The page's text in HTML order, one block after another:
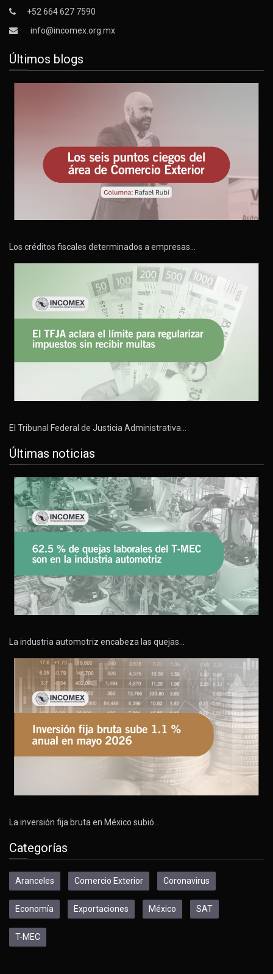
+52 664 627 7590
info@incomex.org.mx
Últimos blogs
Los créditos fiscales determinados a empresas…
El Tribunal Federal de Justicia Administrativa…
Últimas noticias
La industria automotriz encabeza las quejas…
La inversión fija bruta en México subió…
Categorías
Aranceles Comercio Exterior Coronavirus
Economía Exportaciones México SAT
T-MEC